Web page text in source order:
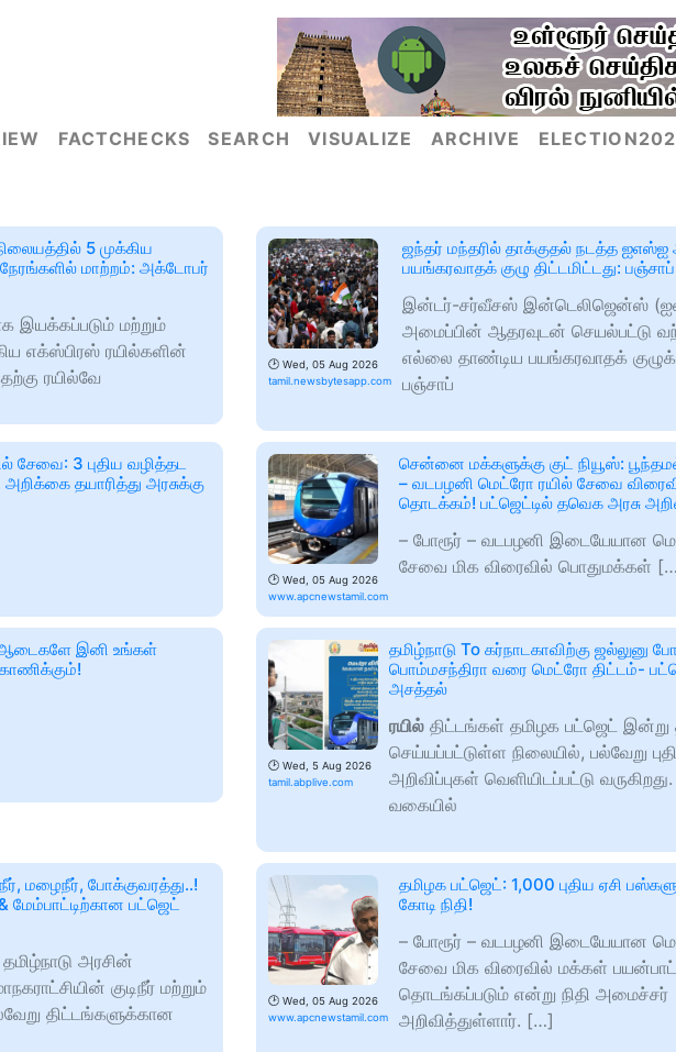
FACTCHECKS SEARCH VISUALIZE ARCHIVE
5 முக்கிய
மாற்றம்: அக்டோபர்
இயக்கப்படும் மற்றும்
எக்ஸ்பிரஸ் ரயில்களின்
ரயில்வே
🕑 Wed, 05 Aug 2026
tamil.newsbytesapp.com
ஜந்தர் மந்தரில் தாக்குதல் நடத்த ஐஎஸ்ஐ
பயங்கரவாதக் குழு திட்டமிட்டது:
இன்டர்-சர்வீசஸ் இன்டெலிஜென்ஸ்
அமைப்பின் ஆதரவுடன் செயல்பட்டு
எல்லை தாண்டிய பயங்கரவாதக்
பஞ்சாப்
3 புதிய வழித்தட
அறிக்கை தயாரித்து அரசுக்கு
🕑 Wed, 05 Aug 2026
www.apcnewstamil.com
சென்னை மக்களுக்கு குட் நியூஸ்:
– வடபழனி மெட்ரோ ரயில் சேவை
தொடக்கம்! பட்ஜெட்டில் தவெக அரசு
– போரூர் – வடபழனி இடையேயான
சேவை மிக விரைவில் பொதுமக்கள்
இனி உங்கள்
🕑 Wed, 5 Aug 2026
tamil.abplive.com
தமிழ்நாடு To கர்நாடகாவிற்கு ஜல்லுனு
பொம்மசந்திரா வரை மெட்ரோ திட்டம்-
அசத்தல்
ரயில் திட்டங்கள் தமிழக பட்ஜெட் இன்று
செய்யப்பட்டுள்ள நிலையில், பல்வேறு
அறிவிப்புகள் வெளியிடப்பட்டு
வகையில்
மழைநீர், போக்குவரத்து..!
பட்ஜெட்
அரசின்
குடிநீர் மற்றும்
திட்டங்களுக்கான
🕑 Wed, 05 Aug 2026
www.apcnewstamil.com
தமிழக பட்ஜெட்: 1,000 புதிய ஏசி
கோடி நிதி!
– போரூர் – வடபழனி இடையேயான
சேவை மிக விரைவில் மக்கள்
தொடங்கப்படும் என்று நிதி அமைச்சர்
அறிவித்துள்ளார். […]